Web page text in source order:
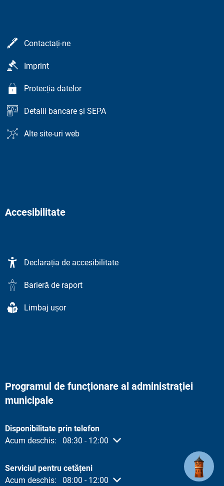
Contactați-ne
Imprint
Protecția datelor
Detalii bancare și SEPA
Alte site-uri web
Accesibilitate
Declarația de accesibilitate
Barieră de raport
Limbaj ușor
Programul de funcționare al administrației
municipale
Disponibilitate prin telefon
Faceți clic pentru a ascunde alte ore de deschidere sau
Acum deschis: 08:30 - 12:00 De la 08:30 la 12:00
Serviciul pentru cetățeni
Faceți clic pentru a ascunde alte ore de deschidere sau
Acum deschis: 08:00 - 12:00 De la 08:00 la 12:00